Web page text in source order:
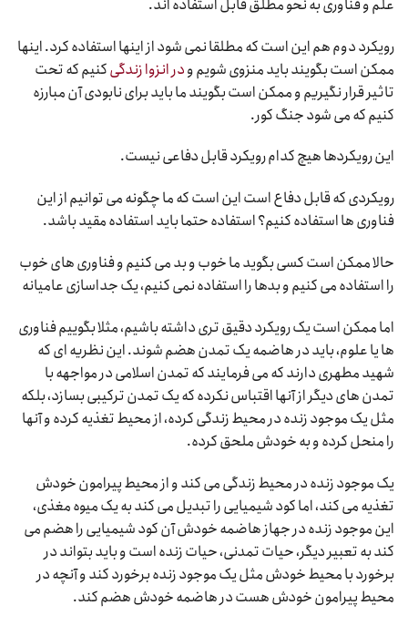
علم و فناوری به نحو مطلق قابل استفاده اند.
رویکرد دوم هم این است که مطلقا نمی شود از اینها استفاده کرد. اینها
ممکن است بگویند باید منزوی شویم ودر انزوا زندگیکنیم که تحت
تاثیر قرار نگیریم و ممکن است بگویند ما باید برای نابودی آن مبارزه
کنیم که می شود جنگ کور.
این رویکردها هیچ کدام رویکرد قابل دفاعی نیست.
رویکردی که قابل دفاع است این است که ما چگونه می توانیم از این
فناوری ها استفاده کنیم؟ استفاده حتما باید استفاده مقید باشد.
حالا ممکن است کسی بگوید ما خوب و بد می کنیم و فناوری های خوب
را استفاده می کنیم و بدها را استفاده نمی کنیم، یک جداسازی عامیانه
اما ممکن است یک رویکرد دقیق تری داشته باشیم، مثلا بگوییم فناوری
ها یا علوم، باید در هاضمه یک تمدن هضم شوند. این نظریه ای که
شهید مطهری دارند که می فرمایند که تمدن اسلامی در مواجهه با
تمدن های دیگر از آنها اقتباس نکرده که یک تمدن ترکیبی بسازد، بلکه
مثل یک موجود زنده در محیط زندگی کرده، از محیط تغذیه کرده و آنها
را منحل کرده و به خودش ملحق کرده.
یک موجود زنده در محیط زندگی می کند و از محیط پیرامون خودش
تغذیه می کند، اما کود شیمیایی را تبدیل می کند به یک میوه مغذی،
این موجود زنده در جهاز هاضمه خودش آن کود شیمیایی را هضم می
کند به تعبیر دیگر، حیات تمدنی، حیات زنده است و باید بتواند در
برخورد با محیط خودش مثل یک موجود زنده برخورد کند و آنچه در
محیط پیرامون خودش هست در هاضمه خودش هضم کند.